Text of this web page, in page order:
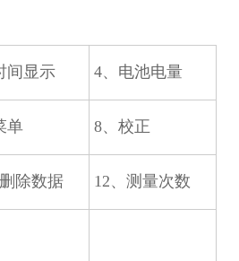
间显示 4、电池电量
单 8、校正
除数据 12、测量次数